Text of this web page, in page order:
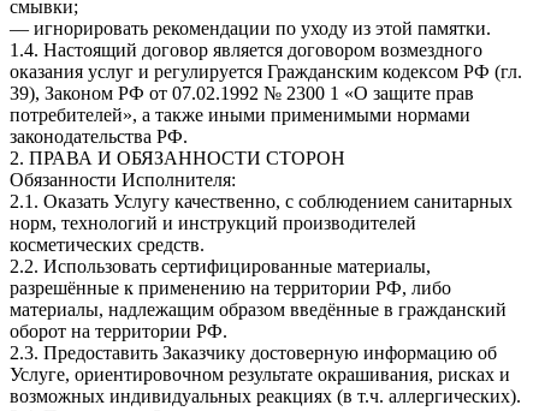
смывки;
— игнорировать рекомендации по уходу из этой памятки.
1.4. Настоящий договор является договором возмездного
оказания услуг и регулируется Гражданским кодексом РФ (гл.
39), Законом РФ от 07.02.1992 № 2300 1 «О защите прав
потребителей», а также иными применимыми нормами
законодательства РФ.
2. ПРАВА И ОБЯЗАННОСТИ СТОРОН
Обязанности Исполнителя:
2.1. Оказать Услугу качественно, с соблюдением санитарных
норм, технологий и инструкций производителей
косметических средств.
2.2. Использовать сертифицированные материалы,
разрешённые к применению на территории РФ, либо
материалы, надлежащим образом введённые в гражданский
оборот на территории РФ.
2.3. Предоставить Заказчику достоверную информацию об
Услуге, ориентировочном результате окрашивания, рисках и
возможных индивидуальных реакциях (в т.ч. аллергических).